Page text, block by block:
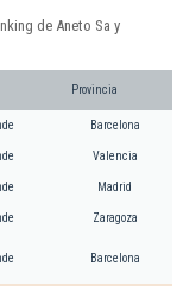
de Aneto Sa y
Provincia
Barcelona
Valencia
Madrid
Zaragoza
Barcelona